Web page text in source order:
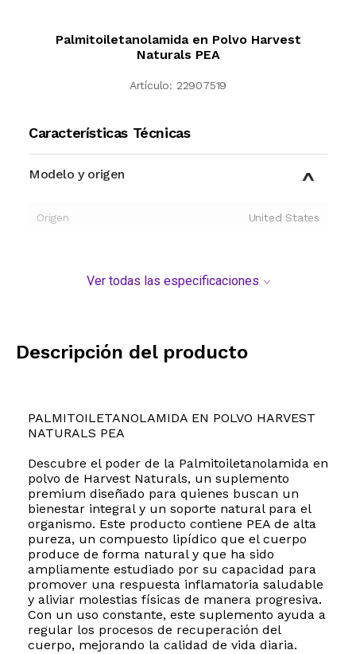
Palmitoiletanolamida en Polvo Harvest
Naturals PEA
Artículo: 22907519
Características Técnicas
Modelo y origen
Origen United States
Ver todas las especificaciones
Descripción del producto
PALMITOILETANOLAMIDA EN POLVO HARVEST
NATURALS PEA
Descubre el poder de la Palmitoiletanolamida en
polvo de Harvest Naturals, un suplemento
premium diseñado para quienes buscan un
bienestar integral y un soporte natural para el
organismo. Este producto contiene PEA de alta
pureza, un compuesto lipídico que el cuerpo
produce de forma natural y que ha sido
ampliamente estudiado por su capacidad para
promover una respuesta inflamatoria saludable
y aliviar molestias físicas de manera progresiva.
Con un uso constante, este suplemento ayuda a
regular los procesos de recuperación del
cuerpo, mejorando la calidad de vida diaria.